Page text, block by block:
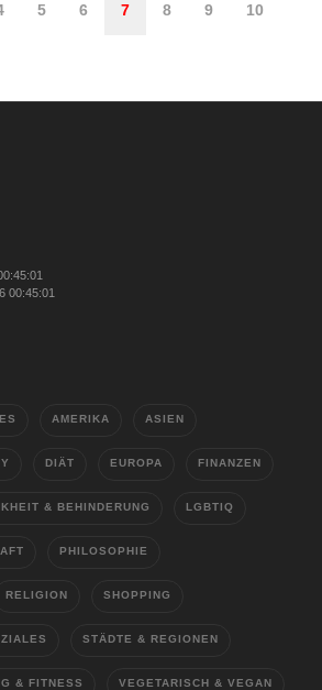
5 6 7 8 9
10
00:45:01
AMERIKA ASIEN
DIÄT EUROPA FINANZEN
& BEHINDERUNG LGBTIQ
PHILOSOPHIE
RELIGION SHOPPING
STÄDTE & REGIONEN
& FITNESS VEGETARISCH & VEGAN